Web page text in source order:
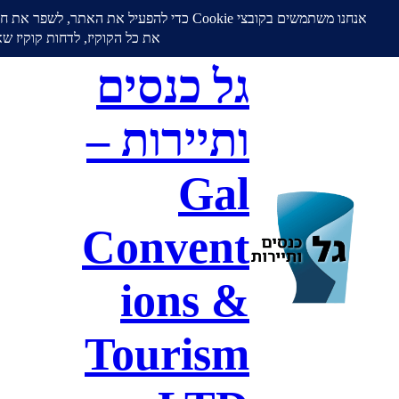
גל כנסים
ותיירות –
Gal
Convent
ions &
Tourism